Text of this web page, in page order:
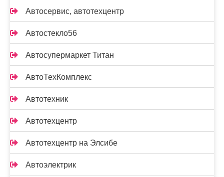
Автосервис, автотехцентр
Автостекло56
Автосупермаркет Титан
АвтоТехКомплекс
Автотехник
Автотехцентр
Автотехцентр на Элсибе
Автоэлектрик